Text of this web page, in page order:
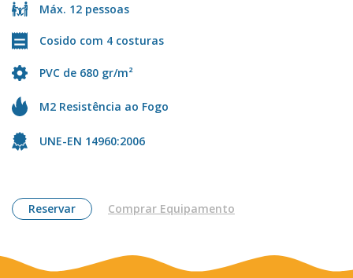
Máx. 12 pessoas
Cosido com 4 costuras
PVC de 680 gr/m²
M2 Resistência ao Fogo
UNE-EN 14960:2006
Reservar Comprar Equipamento